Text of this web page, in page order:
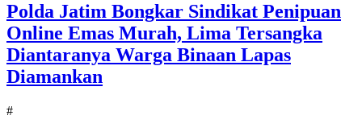
Polda Jatim Bongkar Sindikat Penipuan
Online Emas Murah, Lima Tersangka
Diantaranya Warga Binaan Lapas
Diamankan
#